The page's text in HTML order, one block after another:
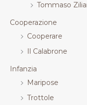
Tommaso
Cooperazione
Cooperare
Il Calabrone
Infanzia
Maripose
Trottole